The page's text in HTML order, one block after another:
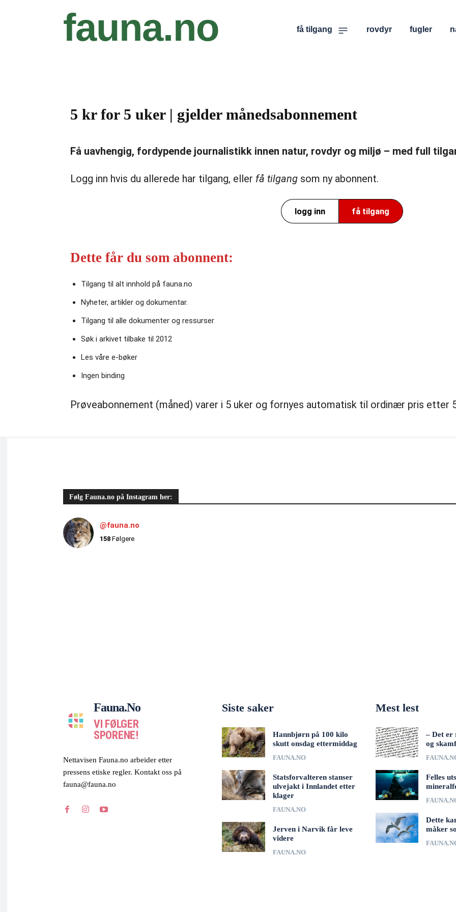
fauna.no få tilgang rovdyr fugler
5 kr for 5 uker | gjelder månedsabonnement
Få uavhengig, fordypende journalistikk innen natur, rovdyr og miljø – med full
Logg inn hvis du allerede har tilgang, eller få tilgang som ny abonnent.
logg inn få tilgang
Dette får du som abonnent:
Tilgang til alt innhold på fauna.no
Nyheter, artikler og dokumentar.
Tilgang til alle dokumenter og ressurser
Søk i arkivet tilbake til 2012
Les våre e‑bøker
Ingen binding
Prøveabonnement (måned) varer i 5 uker og fornyes automatisk til ordinær pris etter
Følg Fauna.no på Instagram her:
@fauna.no
158 Følgere
Fauna.no
VI FØLGER
SPORENE!
Nettavisen Fauna.no arbeider etter
pressens etiske regler. Kontakt oss på
fauna@fauna.no
Siste saker
Hannbjørn på 100 kilo
skutt onsdag ettermiddag
FAUNA.NO
Statsforvalteren stanser
ulvejakt i Innlandet etter
klager
FAUNA.NO
Jerven i Narvik får leve
videre
FAUNA.NO
Mest lest
– Det er
og
Felles
Dette
måker